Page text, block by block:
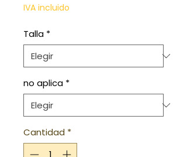
IVA incluido
Talla *
no aplica *
Cantidad *